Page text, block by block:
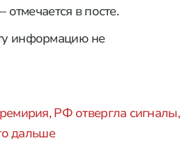
отмечается в посте.
информацию не
РФ отвергла сигналы,
дальше